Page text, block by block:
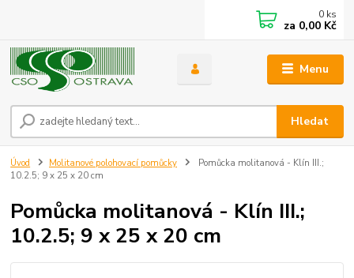
Menu
Hledat
0 ks
za 0,00 Kč
Úvod Molitanové polohovací pomůcky
Pomůcka molitanová - Klín III.;
10.2.5; 9 x 25 x 20 cm
Pomůcka molitanová - Klín III.;
10.2.5; 9 x 25 x 20 cm